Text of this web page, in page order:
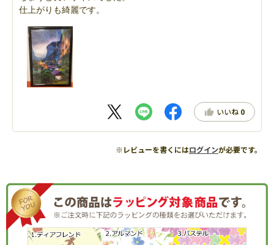
仕上がりも綺麗です。
いいね 0
※レビューを書くにはログインが必要です。